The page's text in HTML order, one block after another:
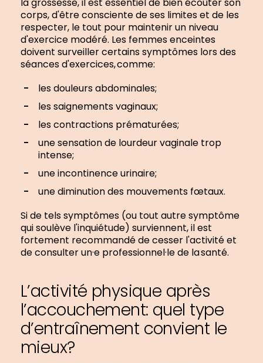
corps, d'être consciente de ses limites et de les
respecter, le tout pour maintenir un niveau
d'exercice modéré. Les femmes enceintes
doivent surveiller certains symptômes lors des
séances d'exercices, comme:
les douleurs abdominales;
les saignements vaginaux;
les contractions prématurées;
une sensation de lourdeur vaginale trop
intense;
une incontinence urinaire;
une diminution des mouvements fœtaux.
Si de tels symptômes (ou tout autre symptôme
qui soulève l'inquiétude) surviennent, il est
fortement recommandé de cesser l'activité et
de consulter un·e professionnel·le de la santé.
L’activité physique après
l’accouchement: quel type
d’entraînement convient le
mieux?